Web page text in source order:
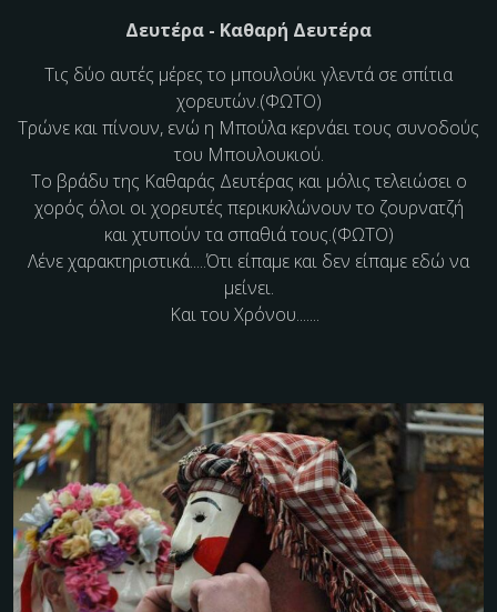
Δευτέρα - Καθαρή Δευτέρα
Τις δύο αυτές μέρες το μπουλούκι γλεντά σε σπίτια
χορευτών.(ΦΩΤΟ)
Τρώνε και πίνουν, ενώ η Μπούλα κερνάει τους συνοδούς
του Μπουλουκιού.
Το βράδυ της Καθαράς Δευτέρας και μόλις τελειώσει ο
χορός όλοι οι χορευτές περικυκλώνουν το ζουρνατζή
και χτυπούν τα σπαθιά τους.(ΦΩΤΟ)
Λένε χαρακτηριστικά.....Ότι είπαμε και δεν είπαμε εδώ να
μείνει.
Και του Χρόνου.......